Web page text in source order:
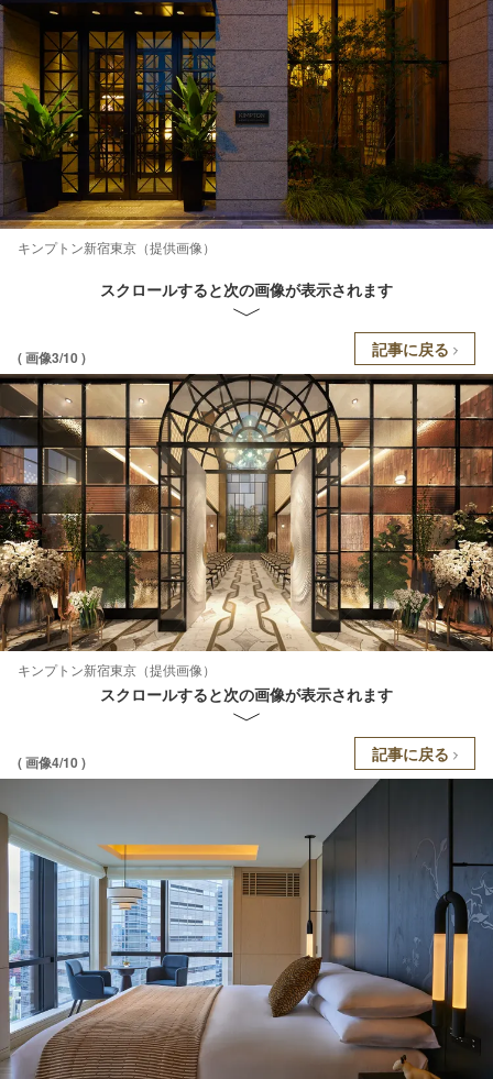
キンプトン新宿東京（提供画像）
スクロールすると次の画像が表示されます
( 画像3/10 ) 記事に戻る
キンプトン新宿東京（提供画像）
スクロールすると次の画像が表示されます
( 画像4/10 ) 記事に戻る